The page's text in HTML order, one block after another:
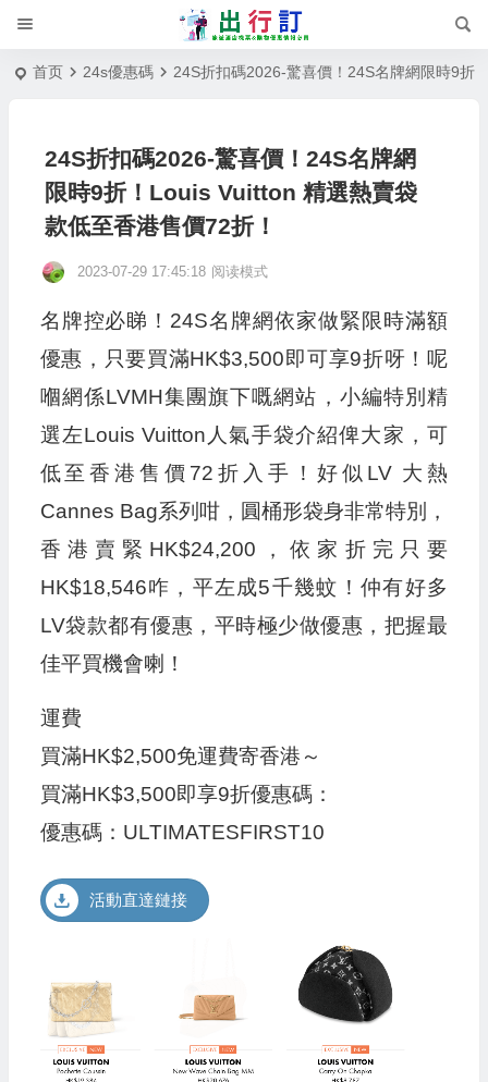
首页 24s優惠碼 24S折扣碼2026-驚喜價！24S名牌網限時9折
24S折扣碼2026-驚喜價！24S名牌網
限時9折！Louis Vuitton 精選熱賣袋
款低至香港售價72折！
2023-07-29 17:45:18 阅读模式
名牌控必睇！24S名牌網依家做緊限時滿額
優惠，只要買滿HK$3,500即可享9折呀！呢
嗰網係LVMH集團旗下嘅網站，小編特別精
選左Louis Vuitton人氣手袋介紹俾大家，可
低至香港售價72折入手！好似LV 大熱
Cannes Bag系列咁，圓桶形袋身非常特別，
香港賣緊HK$24,200，依家折完只要
HK$18,546咋，平左成5千幾蚊！仲有好多
LV袋款都有優惠，平時極少做優惠，把握最
佳平買機會喇！
運費
買滿HK$2,500免運費寄香港～
買滿HK$3,500即享9折優惠碼：
優惠碼：ULTIMATESFIRST10
活動直達鏈接